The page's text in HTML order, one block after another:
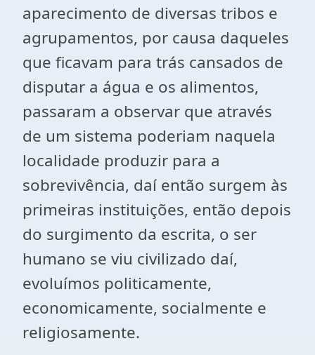
aparecimento de diversas tribos e
agrupamentos, por causa daqueles
que ficavam para trás cansados de
disputar a água e os alimentos,
passaram a observar que através
de um sistema poderiam naquela
localidade produzir para a
sobrevivência, daí então surgem às
primeiras instituições, então depois
do surgimento da escrita, o ser
humano se viu civilizado daí,
evoluímos politicamente,
economicamente, socialmente e
religiosamente.